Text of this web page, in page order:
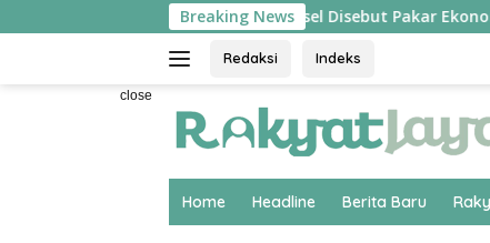
to
Breaking News
Hilirisasi Biodiesel Disebut Pakar Ekonomi UPER
Redaksi Indeks
close
Home Headline Berita Baru